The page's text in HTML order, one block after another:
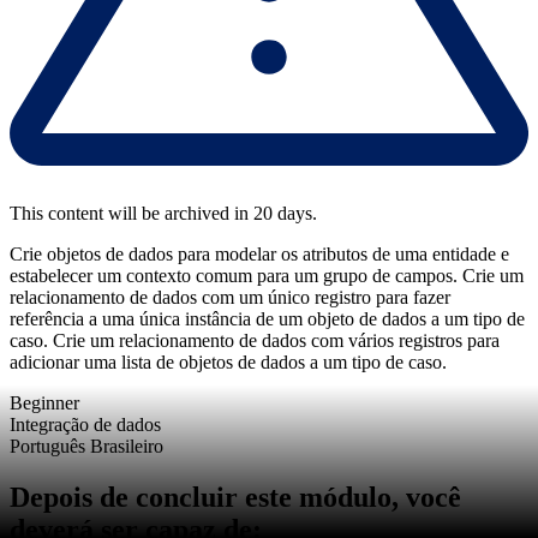
This content will be archived in 20 days.
Crie objetos de dados para modelar os atributos de uma entidade e
estabelecer um contexto comum para um grupo de campos. Crie um
relacionamento de dados com um único registro para fazer
referência a uma única instância de um objeto de dados a um tipo de
caso. Crie um relacionamento de dados com vários registros para
adicionar uma lista de objetos de dados a um tipo de caso.
Beginner
Integração de dados
Português Brasileiro
Depois de concluir este módulo, você
deverá ser capaz de: